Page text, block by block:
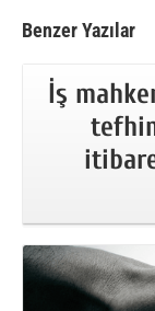
BenzerYazılar
İş